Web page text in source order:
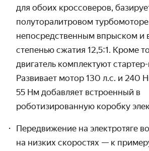
для обоих кроссоверов,
полуторалитровом
непосредственным впрыском и
степенью сжатия 12,5:1. Кроме
двигатель комплектуют
Развивает мотор 130 л.с. и 240
55 Нм добавляет встроенный в
роботизированную коробку
Передвижение на электротяге
на низких скоростях — к